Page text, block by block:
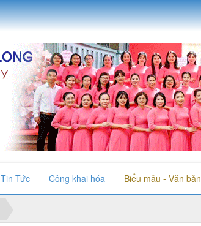
Tin Tức Công khai hóa Biểu mẫu - Văn bản